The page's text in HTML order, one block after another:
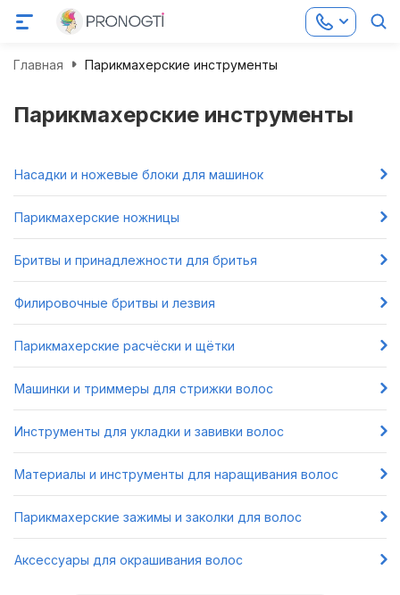
Главная Парикмахерские инструменты
Парикмахерские инструменты
Насадки и ножевые блоки для машинок
Парикмахерские ножницы
Бритвы и принадлежности для бритья
Филировочные бритвы и лезвия
Парикмахерские расчёски и щётки
Машинки и триммеры для стрижки волос
Инструменты для укладки и завивки волос
Материалы и инструменты для наращивания волос
Парикмахерские зажимы и заколки для волос
Аксессуары для окрашивания волос